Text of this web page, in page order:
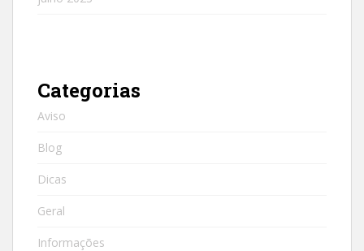
Categorias
Aviso
Blog
Dicas
Geral
Informações